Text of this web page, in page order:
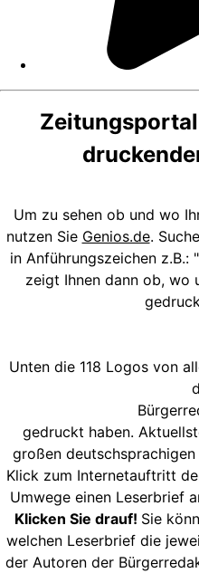
Um zu sehen ob und wo
nutzen Sie Genios.de.
in Anführungszeichen
zeigt Ihnen dann ob, wo
Unten die 118 Logos von
gedruckt haben.
großen
Klick zum Internetauftritt
Umwege einen Leserbrief
Klicken Sie drauf! Sie
welchen Leserbrief die
der Autoren der